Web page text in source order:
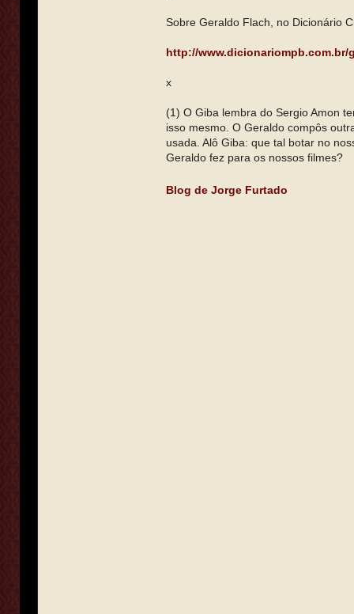
Sobre Geraldo Flach, no Dicionário
http://www.dicionariompb.com.br/
x
(1) O Giba lembra do Sergio Amon
isso mesmo. O Geraldo compôs
usada. Alô Giba: que tal botar no
Geraldo fez para os nossos filmes?
Blog de Jorge Furtado